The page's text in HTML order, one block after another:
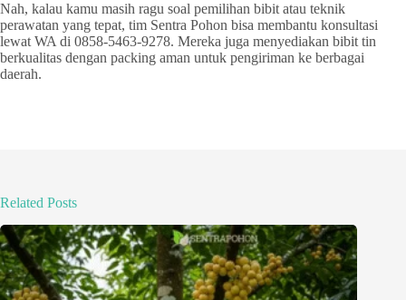
Nah, kalau kamu masih ragu soal pemilihan bibit atau teknik
perawatan yang tepat, tim Sentra Pohon bisa membantu konsultasi
lewat WA di 0858-5463-9278. Mereka juga menyediakan bibit tin
berkualitas dengan packing aman untuk pengiriman ke berbagai
daerah.
Related Posts